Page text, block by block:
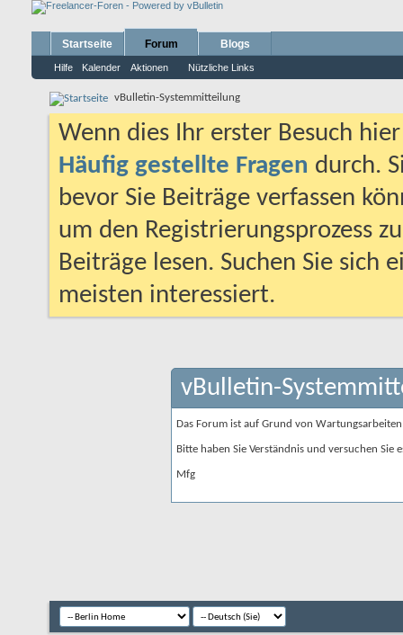
Startseite Forum
Hilfe Kalender Aktionen Nützliche Links
Blogs
vBulletin-Systemmitteilung
Wenn dies Ihr erster Besuch
Häufig gestellte Fragen durch.
bevor Sie Beiträge verfassen
um den Registrierungsprozess
Beiträge lesen. Suchen Sie sich
meisten interessiert.
vBulletin-
Das Forum ist auf Grund von
Bitte haben Sie Verständnis und versuchen Sie
Mfg